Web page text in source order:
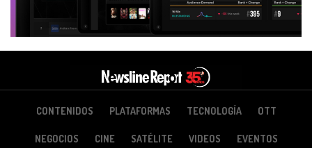
CONTENIDOS PLATAFORMAS TECNOLOGÍA OTT
NEGOCIOS CINE SATÉLITE VIDEOS EVENTOS